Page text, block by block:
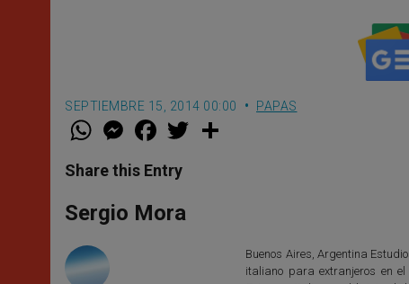
SEPTIEMBRE 15, 2014 00:00 PAPAS
W
t
s
p
p
M
e
s
e
g
e
F
a
e
b
o
k
w
Share this Entry
Sergio Mora
Buenos Aires, Argentina
italiano para extranjeros en